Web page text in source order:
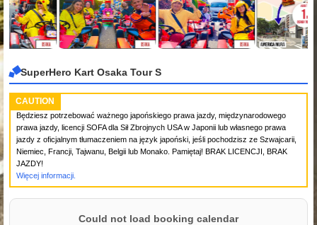
SuperHero Kart Osaka Tour S
CAUTION
Będziesz potrzebować ważnego japońskiego prawa jazdy, międzynarodowego
prawa jazdy, licencji SOFA dla Sił Zbrojnych USA w Japonii lub własnego prawa
jazdy z oficjalnym tłumaczeniem na język japoński, jeśli pochodzisz ze Szwajcarii,
Niemiec, Francji, Tajwanu, Belgii lub Monako. Pamiętaj! BRAK LICENCJI, BRAK
JAZDY!
Więcej informacji.
Could not load booking calendar